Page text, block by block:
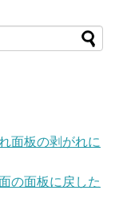
面板の剥がれに
の面板に戻した